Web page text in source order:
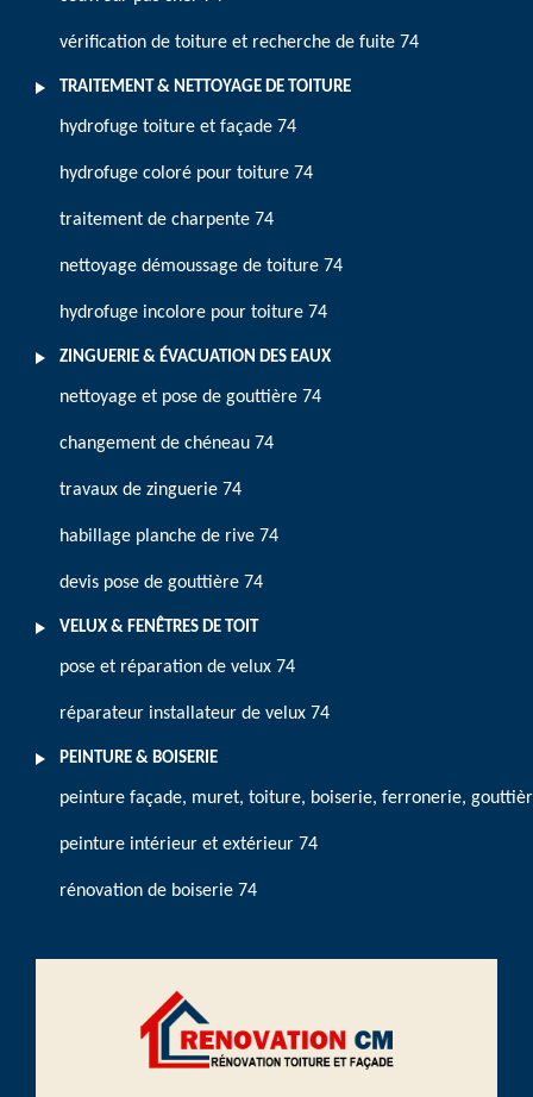
vérification de toiture et recherche de fuite 74
TRAITEMENT & NETTOYAGE DE TOITURE
hydrofuge toiture et façade 74
hydrofuge coloré pour toiture 74
traitement de charpente 74
nettoyage démoussage de toiture 74
hydrofuge incolore pour toiture 74
ZINGUERIE & ÉVACUATION DES EAUX
nettoyage et pose de gouttière 74
changement de chéneau 74
travaux de zinguerie 74
habillage planche de rive 74
devis pose de gouttière 74
VELUX & FENÊTRES DE TOIT
pose et réparation de velux 74
réparateur installateur de velux 74
PEINTURE & BOISERIE
peinture façade, muret, toiture, boiserie, ferronerie,
peinture intérieur et extérieur 74
rénovation de boiserie 74